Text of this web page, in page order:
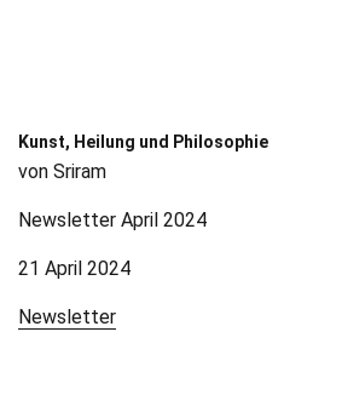
Kunst, Heilung und Philosophie
von Sriram
Newsletter April 2024
21 April 2024
Newsletter